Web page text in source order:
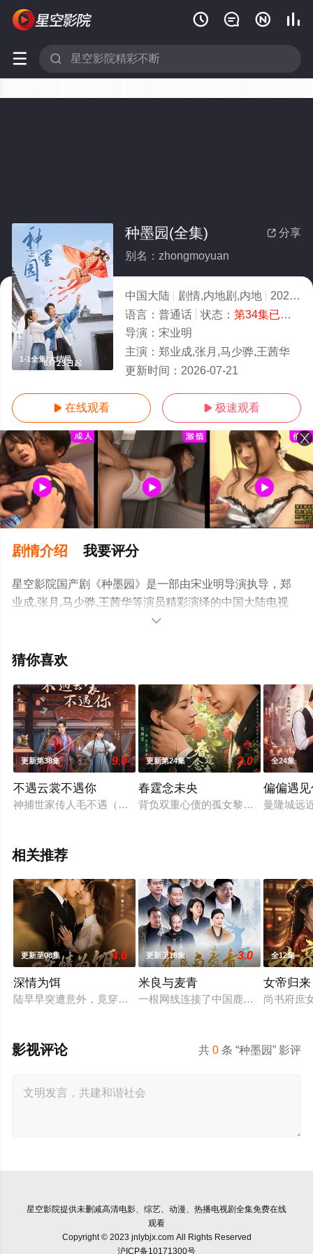
   
 
1-1全集/大结局
 分享
种墨园(全集)
别名：zhongmoyuan
中国大陆 剧情,内地剧,内地 2026
语言： 普通话 状态： 第34集已完结
导演： 宋业明
主演： 郑业成,张月,马少骅,王茜华
更新时间： 2026-07-21
 在线观看  极速观看
剧情介绍 我要评分
星空影院国产剧《种墨园》是一部由宋业明导演执导，郑
业成,张月,马少骅,王茜华等演员精彩演绎的中国大陆电视
剧，大结局剧情已揭晓（1-1全集），手机免费观看高清无
费观看，更多剧情信息可移步至豆瓣电视剧、电视猫或剧

猜你喜欢
更新第38集 9.0
不遇云裳不遇你
神捕世家传人毛不遇（任豪 饰）与隐瞒了盗门魁首身份的卖花
更新第24集 2.0
春霆念未央
背负双重心债的孤女黎慕荷，借沈家
全24集
偏偏遇
曼隆城远
相关推荐
更新至08集 4.0
深情为饵
陆早早突遭意外，竟穿越成民国少夫人苏沐晚，醒来，却是丈
更新至18集 3.0
米良与麦青
一根网线连接了中国鹿鸣村和英国牛
全12集
女帝归来
尚书府庶
共0 条 “种墨园” 影评
影视评论
星空影院提供未删减高清电影、综艺、动漫、热播电视剧全集免费在线
观看
Copyright © 2023 jnlybjx.com All Rights Reserved
沪ICP备10171300号